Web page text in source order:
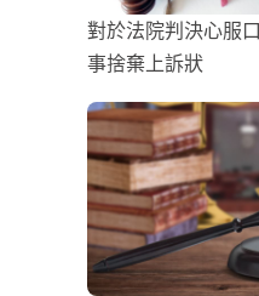
對於法院判決心服
事捨棄上訴狀